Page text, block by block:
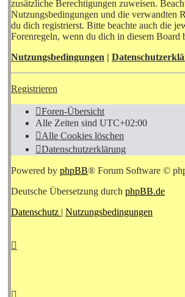
zusätzliche Berechtigungen zuweisen.
Nutzungsbedingungen und die verwandten
du dich registrierst. Bitte beachte auch die
Forenregeln, wenn du dich in diesem Board
Nutzungsbedingungen |
Registrieren
Foren-Übersicht
Alle Zeiten sind UTC+02:00
Alle Cookies löschen
Datenschutzerklärung
Powered by phpBB® Forum Software ©
Deutsche Übersetzung durch phpBB.de
Datenschutz | Nutzungsbedingungen